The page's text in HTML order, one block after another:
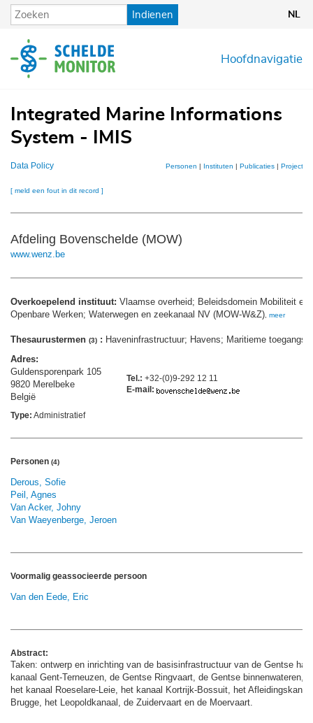
Overslaan
en
de
inhoud
Indienen NL
Hoofdnavigatie
Integrated Marine Informations
System - IMIS
Data Policy Personen | Instituten | Publicaties | Projecten
[ meld een fout in dit record ]
Afdeling Bovenschelde (MOW)
www.wenz.be
Overkoepelend instituut: Vlaamse overheid; Beleidsdomein Mobiliteit en
Openbare Werken; Waterwegen en zeekanaal NV (MOW-W&Z) meer
Thesaurustermen (3) : Haveninfrastructuur; Havens; Maritieme
Adres:
Guldensporenpark 105
9820 Merelbeke
België
Tel.: +32-(0)9-292 12 11
E-mail:
Type: Administratief
Personen (4)
Derous, Sofie
Peil, Agnes
Van Acker, Johny
Van Waeyenberge, Jeroen
Voormalig geassocieerde persoon
Van den Eede, Eric
Abstract:
Taken: ontwerp en inrichting van de basisinfrastructuur van de Gentse
kanaal Gent-Terneuzen, de Gentse Ringvaart, de Gentse binnenwateren,
het kanaal Roeselare-Leie, het kanaal Kortrijk-Bossuit, het
Brugge, het Leopoldkanaal, de Zuidervaart en de Moervaart.